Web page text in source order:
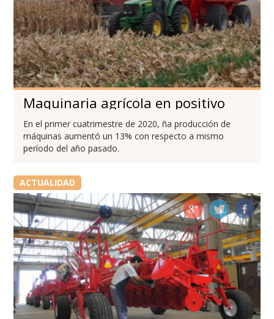
Maquinaria agrícola en positivo
En el primer cuatrimestre de 2020, ña producción de
máquinas aumentó un 13% con respecto a mismo
período del año pasado.
ACTUALIDAD